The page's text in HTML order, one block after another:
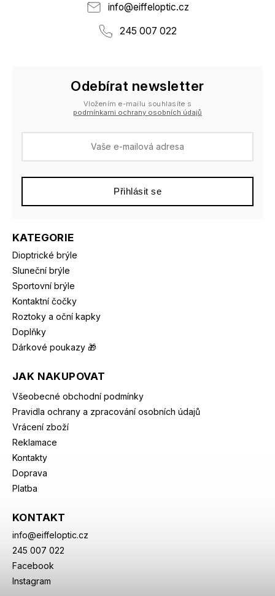
info@eiffeloptic.cz
245 007 022
KATEGORIE
Dioptrické brýle
Sluneční brýle
Sportovní brýle
Kontaktní čočky
Roztoky a oční kapky
Doplňky
Dárkové poukazy 🎁
JAK NAKUPOVAT
Všeobecné obchodní podmínky
Pravidla ochrany a zpracování osobních údajů
Vrácení zboží
Reklamace
Kontakty
Doprava
Platba
KONTAKT
info@eiffeloptic.cz
245 007 022
Facebook
Instagram
Odebírat newsletter
Vložením e-mailu souhlasíte s
podmínkami ochrany osobních údajů
Přihlásit se